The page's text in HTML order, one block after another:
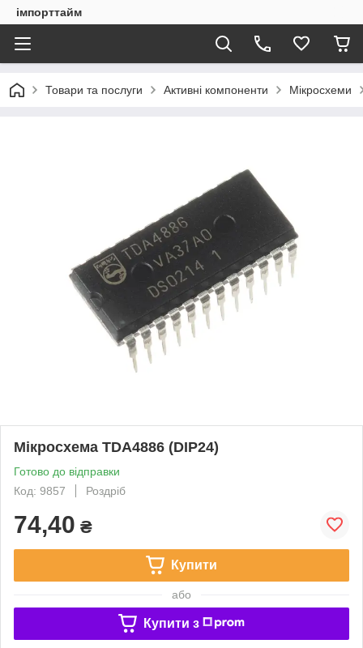
імпорттайм
Товари та послуги Активні компоненти Мікросхеми
Мікросхема TDA4886 (DIP24)
Готово до відправки
Код: 9857
Роздріб
74,40 ₴
Купити
або
Купити з